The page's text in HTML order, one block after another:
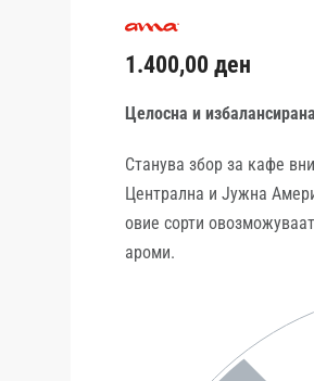
1.400,00 ден
Целосна и
Станува збор за кафе
Централна и Јужна
овие сорти
ароми.